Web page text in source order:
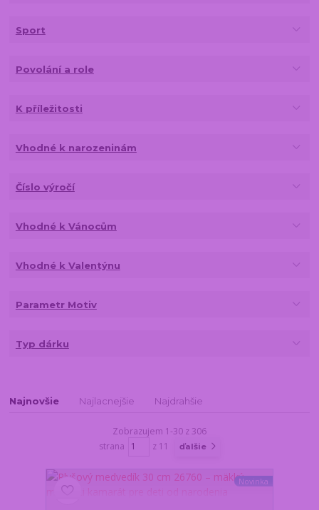
Sport
Povolání a role
K příležitosti
Vhodné k narozeninám
Číslo výročí
Vhodné k Vánocům
Vhodné k Valentýnu
Parametr Motiv
Typ dárku
Najnovšie Najlacnejšie Najdrahšie
Zobrazujem 1-30 z 306
strana
z 11 ďalšie
Novinka